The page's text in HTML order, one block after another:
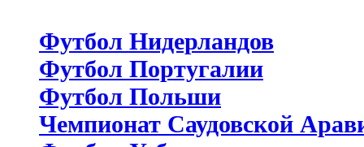
Футбол Нидерландов
Футбол Португалии
Футбол Польши
Чемпионат Саудовской